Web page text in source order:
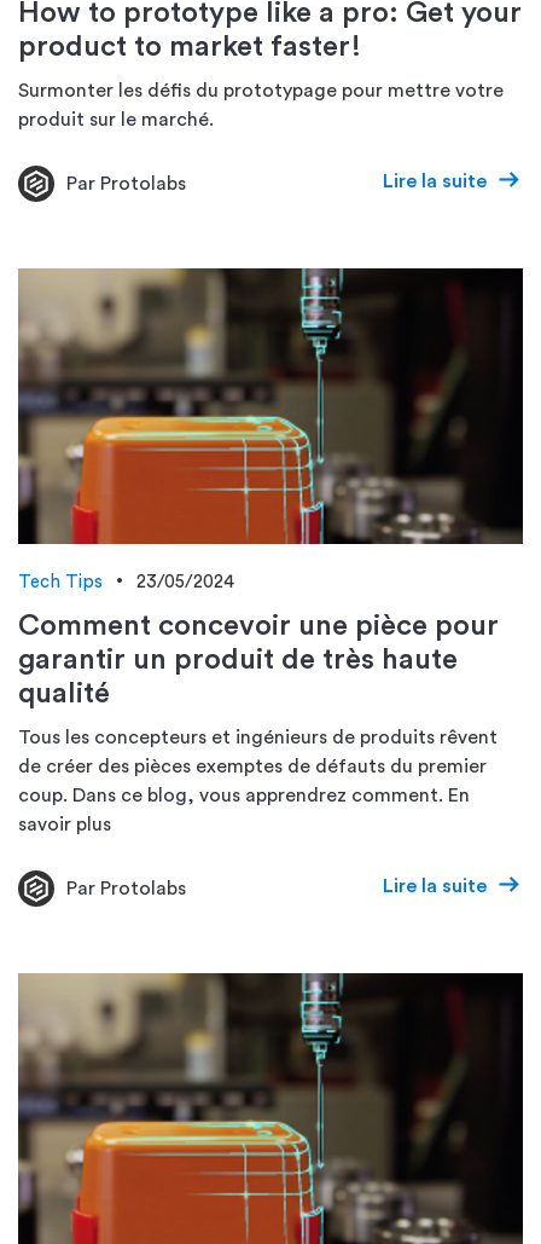
How to prototype like a pro: Get your
product to market faster!
Surmonter les défis du prototypage pour mettre votre
produit sur le marché.
Par Protolabs Lire la suite
Tech Tips 23/05/2024
Comment concevoir une pièce pour
garantir un produit de très haute
qualité
Tous les concepteurs et ingénieurs de produits rêvent
de créer des pièces exemptes de défauts du premier
coup. Dans ce blog, vous apprendrez comment. En
savoir plus
Par Protolabs Lire la suite